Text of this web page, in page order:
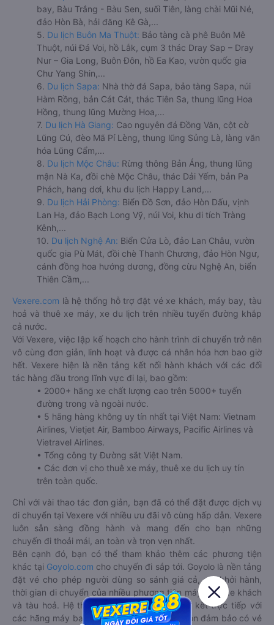
bay, Bàu Trắng - Bàu Sen, suối Tiên, làng chài Mũi Né,
đảo Hòn Bà, hải đăng Kê Gà,...
5. Du lịch Buôn Ma Thuột: Bảo tàng cà phê Buôn Mê
Thuột, núi Đá Voi, hồ Lắk, cụm 3 thác Dray Sap – Dray
Nur – Gia Long, Buôn Đôn, hồ Ea Kao, vườn quốc gia
Chư Yang Shin,...
6. Du lịch Sapa: Nhà thờ đá Sapa, bảo tàng Sapa, núi
Hàm Rồng, bản Cát Cát, thác Tiên Sa, thung lũng Hoa
Hồng, thung lũng Mường Hoa,...
7. Du lịch Hà Giang: Cao nguyên đá Đồng Văn, cột cờ
Lũng Cú, đèo Mã Pí Lèng, thung lũng Sủng Là, làng văn
hóa Lũng Cẩm,...
8. Du lịch Mộc Châu: Rừng thông Bản Áng, thung lũng
mận Nà Ka, đồi chè Mộc Châu, thác Dải Yếm, bản Pa
Phách, hang dơi, khu du lịch Happy Land,...
9. Du lịch Hải Phòng: Biển Đồ Sơn, đảo Hòn Dấu, vịnh
Lan Hạ, đảo Bạch Long Vỹ, núi Voi, khu di tích Tràng
Kênh,...
10. Du lịch Nghệ An: Biển Cửa Lò, đảo Lan Châu, vườn
quốc gia Pù Mát, đồi chè Thanh Chương, đảo Hòn Ngư,
cánh đồng hoa hướng dương, đồng cừu Nghệ An, biển
Thiên Cầm,...
Vexere.com là hệ thống hỗ trợ đặt vé xe khách, máy bay, tàu
hoả và thuê xe máy, xe du lịch trên nhiều tuyến đường khắp
cả nước.
Với Vexere, việc lập kế hoạch cho hành trình di chuyển trở nên
vô cùng đơn giản, linh hoạt và được cá nhân hóa hơn bao giờ
hết. Vexere hiện là nền tảng kết nối hành khách với các đối
tác hàng đầu trong lĩnh vực đi lại, bao gồm:
• 2000+ hãng xe chất lượng cao trên 5000+ tuyến
đường trong và ngoài nước.
• 5 hãng hàng không uy tín nhất tại Việt Nam: Vietnam
Airlines, Vietjet Air, Bamboo Airways, Pacific Airlines và
Vietravel Airlines.
• Tổng công ty Đường sắt Việt Nam.
• Các đơn vị cho thuê xe máy, thuê xe du lịch uy tín
trên toàn quốc.
Chỉ với vài thao tác đơn giản, bạn đã có thể đặt được dịch vụ
di chuyển tại Vexere với nhiều ưu đãi vô cùng hấp dẫn. Vexere
luôn sẵn sàng đồng hành và mang đến cho bạn những
chuyến đi thoải mái, an toàn và trọn vẹn nhất.
Bên cạnh đó, bạn có thể tham khảo thêm các phương tiện
khác tại Goyolo.com cho chuyến đi sắp tới. Goyolo là nền tảng
đặt vé cho phép người dùng so sánh giá cả, giờ khởi hành,
thời gian di chuyển của nhiều phương tiện máy bay, xe khách
và tàu hoả. Hệ thống của Goyolo được liên kết trực tiếp với
các hãng máy bay, xe khách và tàu hoả, luôn đảm bảo có vé